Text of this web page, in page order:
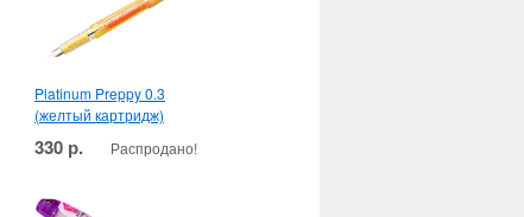
Platinum Preppy 0.3
(желтый картридж)
330 р. Распродано!